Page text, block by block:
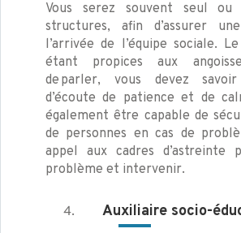
Vous serez souvent seul ou
structures, afin d’assurer
l’arrivée de l’équipe sociale.
étant propices aux
de parler, vous devez
d’écoute de patience et de
également être capable de
de personnes en cas de
appel aux cadres d’astreinte
problème et intervenir.
Auxiliaire socio-